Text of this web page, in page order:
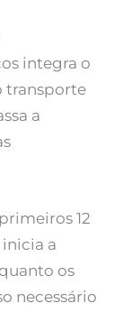
integra o
transporte
a
12
a
os
necessário